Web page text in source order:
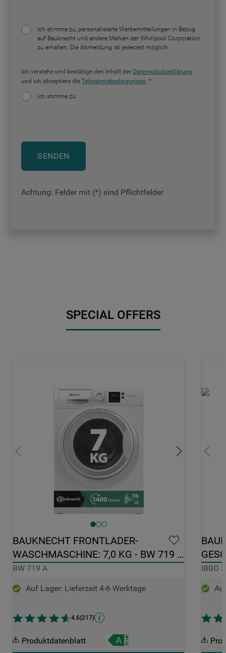
Ich stimme zu, personalisierte Werbemitteilungen in Bezug
auf Bauknecht und andere Marken der Whirlpool Corporation
zu erhalten. Die Abmeldung ist jederzeit möglich.
Ich verstehe und bestätige den Inhalt der Datenschutzerklärung
und ich akzeptiere dieTeilnahmebedingungen.
Ich stimme zu
SENDEN
Achtung: Felder mit (*) sind Pflichtfelder
SPECIAL OFFERS
BAUKNECHT FRONTLADER-
WASCHMASCHINE: 7,0 KG - BW 719 A
BW 719 A
Auf Lager: Lieferzeit 4-6 Werktage
4.6(217)
Produktdatenblatt
IBBO